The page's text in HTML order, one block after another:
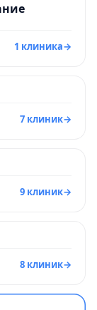
1 клиника→
7 клиник→
9 клиник→
8 клиник→